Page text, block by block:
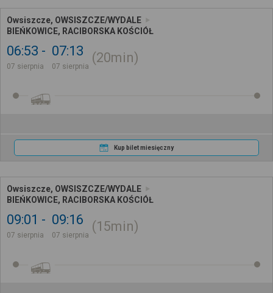
Owsiszcze, OWSISZCZE/WYDALE
BIEŃKOWICE, RACIBORSKA KOŚCIÓŁ
06:53
07 sierpnia
07:13
07 sierpnia
20min
Kup bilet miesięczny
Owsiszcze, OWSISZCZE/WYDALE
BIEŃKOWICE, RACIBORSKA KOŚCIÓŁ
09:01
07 sierpnia
09:16
07 sierpnia
15min